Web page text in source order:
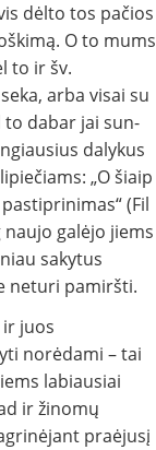
dėlto tos pačios
O to mums
to ir šv.
arba visai su
to dabar jai sun­
dalykus
„O šiaip
(Fil
galėjo jiems
sakytus
neturi pamiršti.
juos
norėdami – tai
labiausiai
ir žinomų
praėjusį